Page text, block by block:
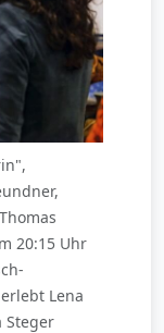
20:15 Uhr
Lena
Steger